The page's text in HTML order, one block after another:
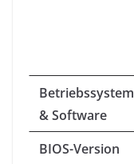
Betriebssystem
& Software
BIOS-Version